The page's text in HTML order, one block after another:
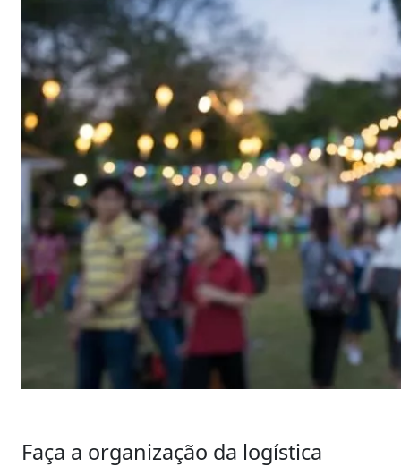
Faça a organização da logística